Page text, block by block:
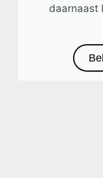
daarnaast